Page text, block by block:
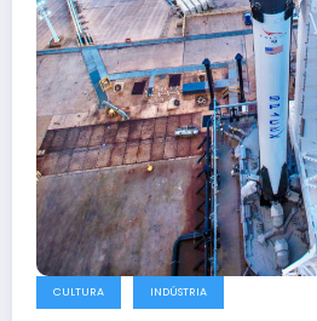
CULTURA INDÚSTRIA